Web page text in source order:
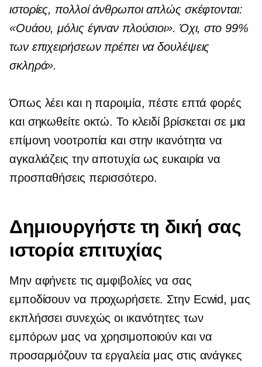
ιστορίες, πολλοί άνθρωποι απλώς σκέφτονται:
«Ουάου, μόλις έγιναν πλούσιοι». Όχι, στο 99%
των επιχειρήσεων πρέπει να δουλέψεις
σκληρά».
Όπως λέει και η παροιμία, πέστε επτά φορές
και σηκωθείτε οκτώ. Το κλειδί βρίσκεται σε μια
επίμονη νοοτροπία και στην ικανότητα να
αγκαλιάζεις την αποτυχία ως ευκαιρία να
προσπαθήσεις περισσότερο.
Δημιουργήστε τη δική σας
ιστορία επιτυχίας
Μην αφήνετε τις αμφιβολίες να σας
εμποδίσουν να προχωρήσετε. Στην Ecwid, μας
εκπλήσσει συνεχώς οι ικανότητες των
εμπόρων μας να χρησιμοποιούν και να
προσαρμόζουν τα εργαλεία μας στις ανάγκες